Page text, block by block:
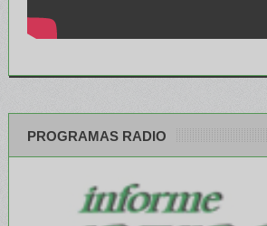
PROGRAMAS RADIO